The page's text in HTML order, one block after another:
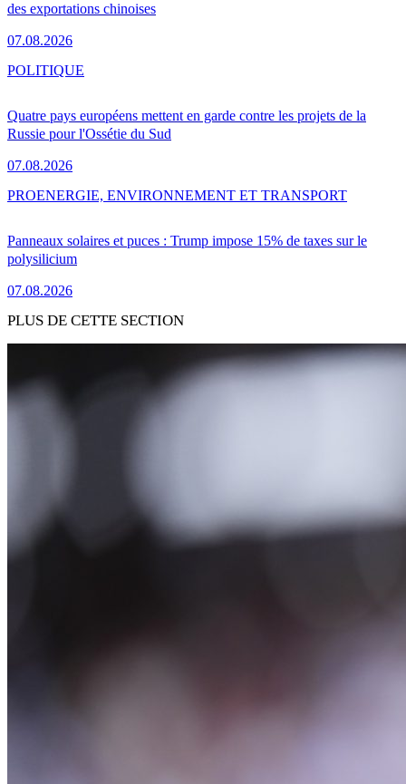
des exportations chinoises
07.08.2026
Quatre pays européens mettent en garde contre les projets de la
Russie pour l'Ossétie du Sud
07.08.2026
POLITIQUE
Panneaux solaires et puces : Trump impose 15% de taxes sur le
polysilicium
07.08.2026
PROENERGIE, ENVIRONNEMENT ET TRANSPORT
PLUS DE CETTE SECTION